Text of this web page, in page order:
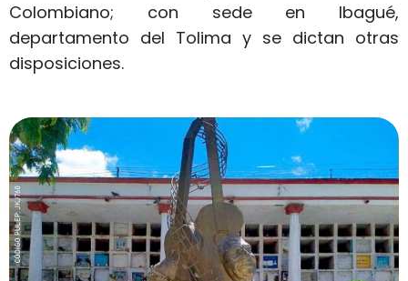
Colombiano; con sede en Ibagué,
departamento del Tolima y se dictan otras
disposiciones.